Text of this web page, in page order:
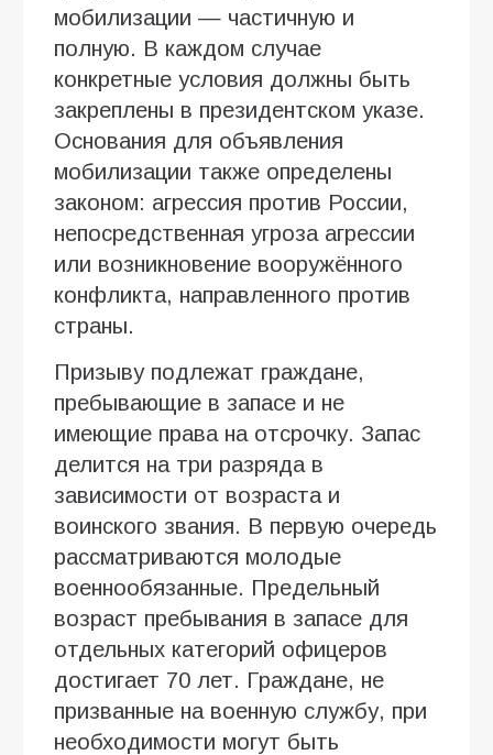
мобилизации — частичную и
полную. В каждом случае
конкретные условия должны быть
закреплены в президентском указе.
Основания для объявления
мобилизации также определены
законом: агрессия против России,
непосредственная угроза агрессии
или возникновение вооружённого
конфликта, направленного против
страны.
Призыву подлежат граждане,
пребывающие в запасе и не
имеющие права на отсрочку. Запас
делится на три разряда в
зависимости от возраста и
воинского звания. В первую очередь
рассматриваются молодые
военнообязанные. Предельный
возраст пребывания в запасе для
отдельных категорий офицеров
достигает 70 лет. Граждане, не
призванные на военную службу, при
необходимости могут быть